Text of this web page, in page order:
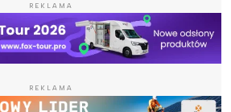
REKLAMA
REKLAMA